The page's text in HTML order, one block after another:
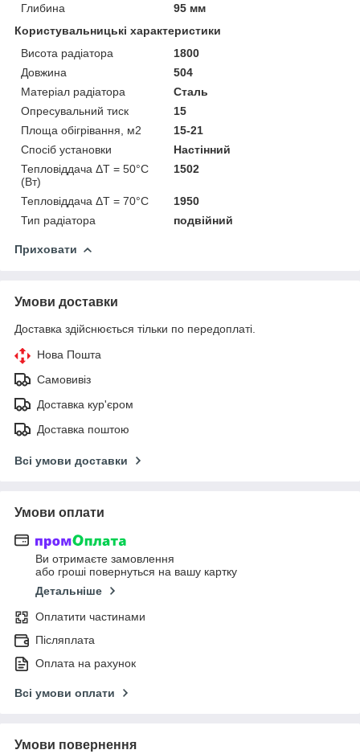
Глибина
95 мм
Користувальницькі характеристики
Висота радіатора
1800
Довжина
504
Матеріал радіатора
Сталь
Опресувальний тиск
15
Площа обігрівання, м2
15-21
Спосіб установки
Настінний
Тепловіддача ΔT = 50°C
(Вт)
1502
Тепловіддача ΔT = 70°C
1950
Тип радіатора
подвійний
Приховати
Умови доставки
Доставка здійснюється тільки по передоплаті.
Нова Пошта
Самовивіз
Доставка кур'єром
Доставка поштою
Всі умови доставки
Умови оплати
Ви отримаєте замовлення
або гроші повернуться на вашу картку
Детальніше
Оплатити частинами
Післяплата
Оплата на рахунок
Всі умови оплати
Умови повернення